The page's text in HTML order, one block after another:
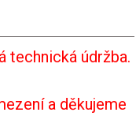
technická údržba.
a děkujeme